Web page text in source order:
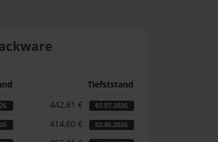
Tiefststand
442,81 € 07.07.2026
414,60 € 02.06.2026